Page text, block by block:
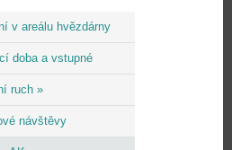
v areálu hvězdárny
doba a vstupné
ruch »
návštěvy